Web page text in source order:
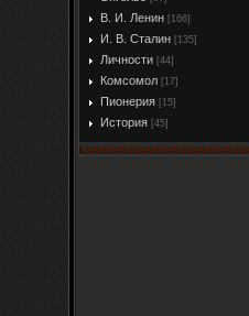
В. И. Ленин [166]
И. В. Сталин [135]
Личности [44]
Комсомол [17]
Пионерия [15]
История [45]